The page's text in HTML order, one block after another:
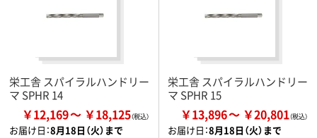
栄工舎 スパイラルハンドリー
マ SPHR 14
￥12,169 ￥18,125
お届け日：8月18日（火）まで
栄工舎 スパイラルハンドリー
マ SPHR 15
￥13,896 ￥20,801
お届け日：8月18日（火）まで